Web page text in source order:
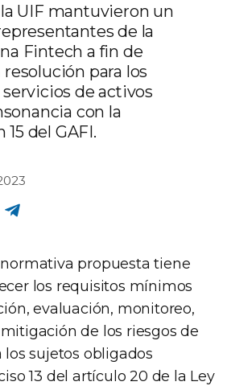
UIF mantuvieron un
de la
Fintech a fin de
para los
de activos
con la
del GAFI.
propuesta tiene
los requisitos mínimos
evaluación, monitoreo,
de los riesgos de
los sujetos obligados
13 del artículo 20 de la Ley